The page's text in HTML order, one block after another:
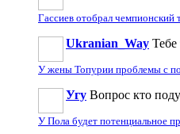
Гассиев отобрал чемпионский
Ukranian_Way
У жены Топурии проблемы с
Угу Вопрос кто
У Пола будет потенциальное